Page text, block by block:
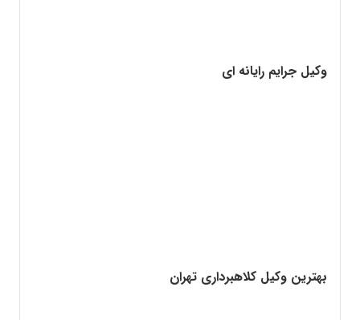
وکیل جرایم رایانه ای
بهترین وکیل کلاهبرداری تهران